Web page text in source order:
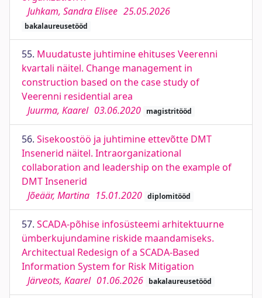
Juhkam, Sandra Elisee 25.05.2026
bakalaureusetööd
55. Muudatuste juhtimine ehituses Veerenni
kvartali näitel. Change management in
construction based on the case study of
Veerenni residential area
Juurma, Kaarel 03.06.2020 magistritööd
56. Sisekoostöö ja juhtimine ettevõtte DMT
Insenerid näitel. Intraorganizational
collaboration and leadership on the example of
DMT Insenerid
Jõeäär, Martina 15.01.2020 diplomitööd
57. SCADA-põhise infosüsteemi arhitektuurne
ümberkujundamine riskide maandamiseks.
Architectual Redesign of a SCADA-Based
Information System for Risk Mitigation
Järveots, Kaarel 01.06.2026 bakalaureusetööd